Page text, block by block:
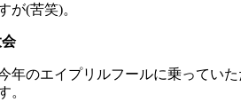
が(苦笑)。
年のエイプリルフールに乗ってい
。